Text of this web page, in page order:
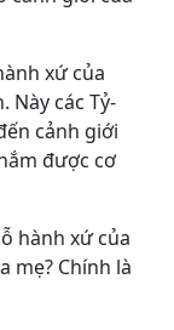
xứ của
Này các Tỷ-
cảnh giới
được cơ
hành xứ của
mẹ? Chính là